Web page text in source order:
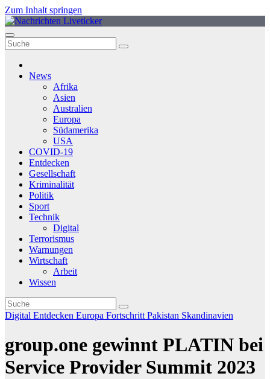
Zum Inhalt springen
News
Afrika
Asien
Australien
Europa
Südamerika
USA
COVID-19
Entdecken
Gesellschaft
Kriminalität
Politik
Sport
Technik
Digital
Terrorismus
Warnungen
Wirtschaft
Arbeit
Wissen
Digital Entdecken Europa Fortschritt Pakistan Skandinavien
group.one gewinnt PLATIN bei
Service Provider Summit 2023